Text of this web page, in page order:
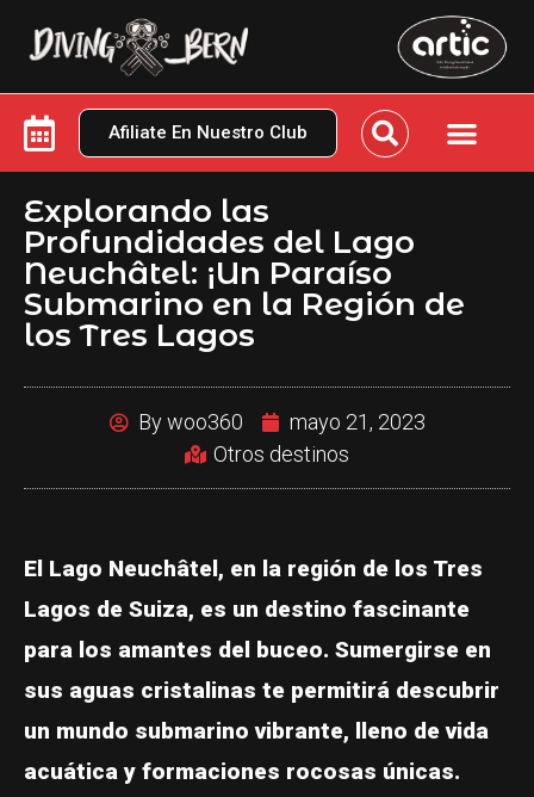
Afiliate En Nuestro Club
Explorando las
Profundidades del Lago
Neuchâtel: ¡Un Paraíso
Submarino en la Región de
los Tres Lagos
Bywoo360
mayo 21, 2023
Otros destinos
El Lago Neuchâtel, en la región de los Tres
Lagos de Suiza, es un destino fascinante
para los amantes del buceo. Sumergirse en
sus aguas cristalinas te permitirá descubrir
un mundo submarino vibrante, lleno de vida
acuática y formaciones rocosas únicas.